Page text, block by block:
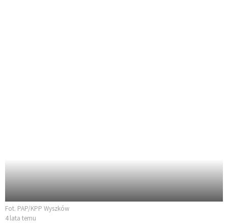
Fot. PAP/KPP Wyszków
4 lata temu